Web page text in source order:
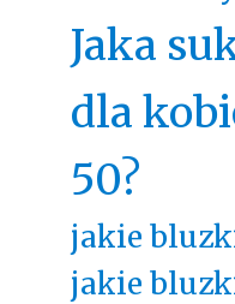
Jaka
dla
50?
jakie
jakie